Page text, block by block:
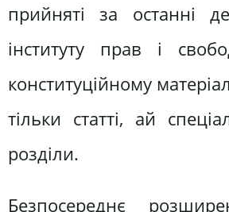
прийняті за останні
інституту прав і
конституційному
тільки статті, ай
розділи.
Безпосереднє